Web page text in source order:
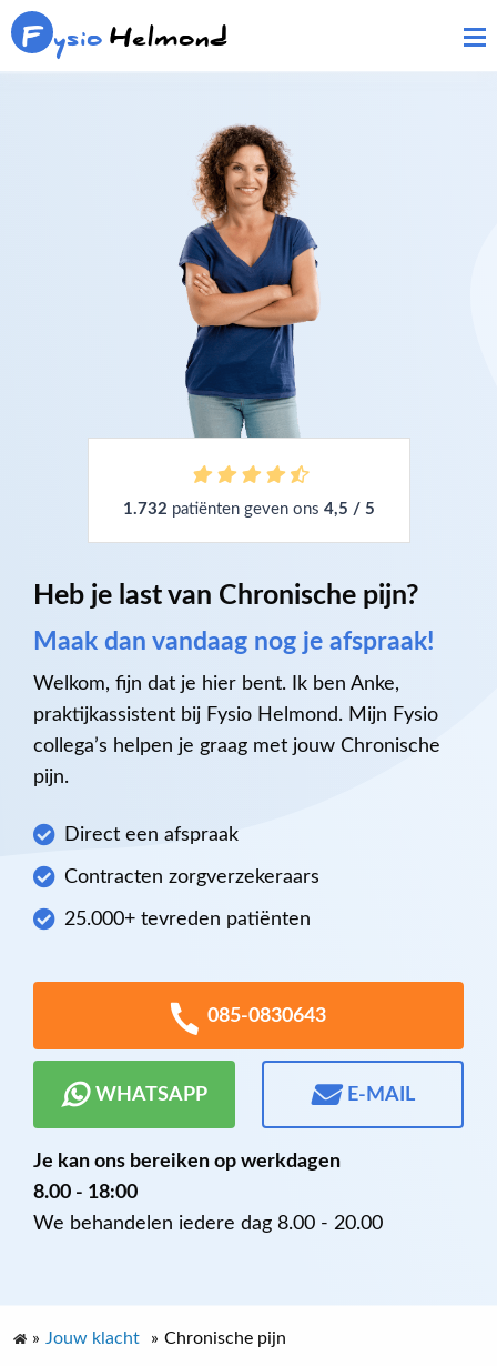
F ysioHelmond
1.732 patiënten geven ons 4,5 / 5
Heb je last van Chronische pijn?
Maak dan vandaag nog je afspraak!
Welkom, fijn dat je hier bent. Ik ben Anke,
praktijkassistent bij Fysio Helmond. Mijn Fysio
collega’s helpen je graag met jouw Chronische
pijn.
Direct een afspraak
Contracten zorgverzekeraars
25.000+ tevreden patiënten
085-0830643
WHATSAPP E-MAIL
Je kan ons bereiken op werkdagen
8.00 - 18:00
We behandelen iedere dag 8.00 - 20.00
» Jouw klacht » Chronische pijn